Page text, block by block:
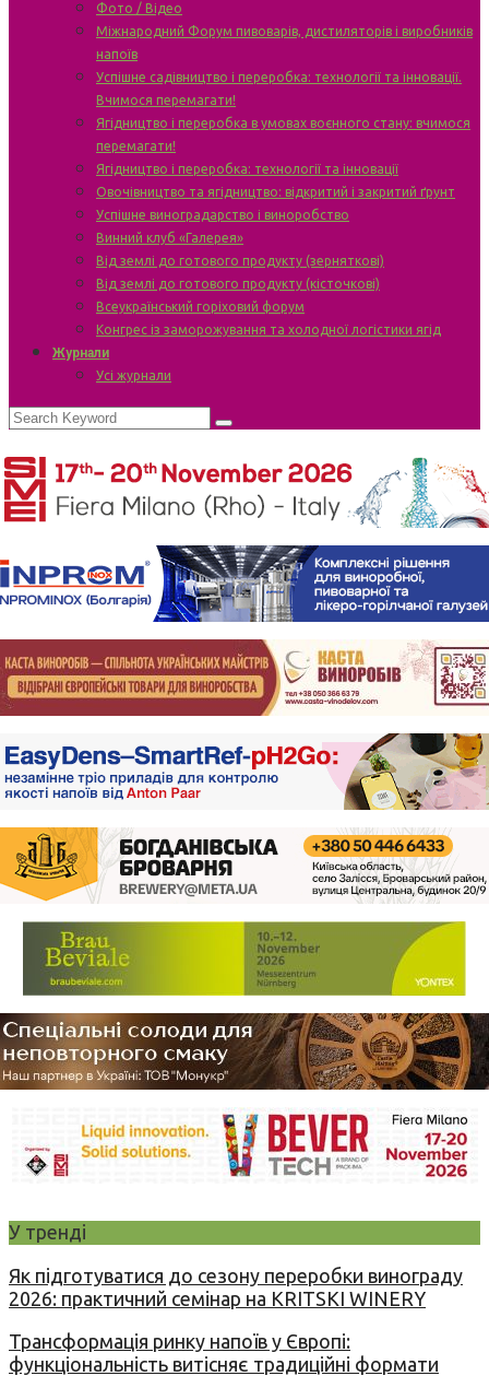
Фото / Відео
Міжнародний Форум пивоварів, дистиляторів і виробників
напоїв
Успішне садівництво і переробка: технології та інновації.
Вчимося перемагати!
Ягідництво і переробка в умовах воєнного стану: вчимося
перемагати!
Ягідництво і переробка: технології та інновації
Овочівництво та ягідництво: відкритий і закритий ґрунт
Успішне виноградарство і виноробство
Винний клуб «Галерея»
Від землі до готового продукту (зерняткові)
Від землі до готового продукту (кісточкові)
Всеукраїнський горіховий форум
Конгрес із заморожування та холодної логістики ягід
Журнали
Усі журнали
У тренді
Як підготуватися до сезону переробки винограду
2026: практичний семінар на KRITSKI WINERY
Трансформація ринку напоїв у Європі:
функціональність витісняє традиційні формати